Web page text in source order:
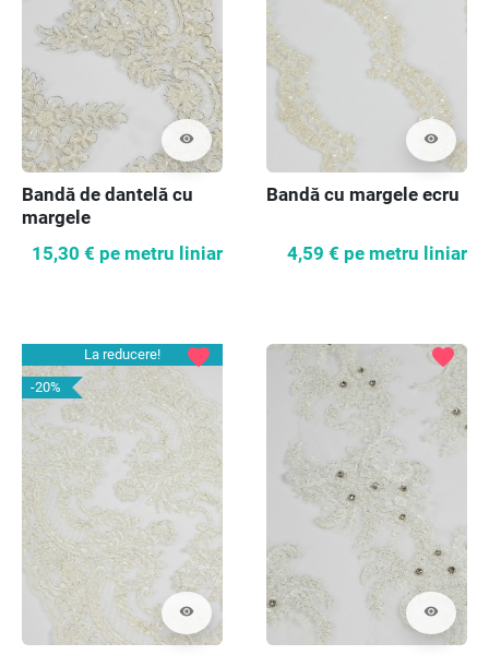
visibility
Bandă de dantelă cu
margele
15,30 € pe metru liniar
visibility
Bandă cu margele ecru
4,59 € pe metru liniar
La reducere!
-20%
visibility
favorite
visibility
favorite